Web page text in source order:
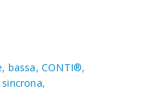
, bassa, CONTI®,
sincrona,